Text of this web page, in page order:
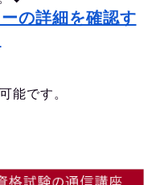
の詳細を確認す
能です。